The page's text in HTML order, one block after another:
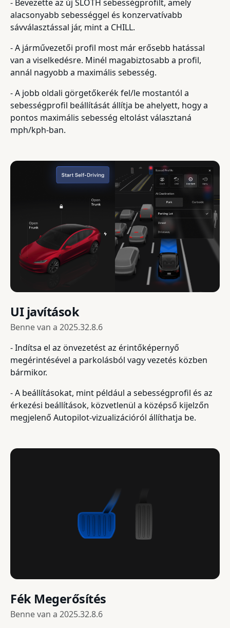
- Bevezette az új SLOTH sebességprofilt, amely
alacsonyabb sebességgel és konzervatívabb
sávválasztással jár, mint a CHILL.
- A járművezetői profil most már erősebb hatással
van a viselkedésre. Minél magabiztosabb a profil,
annál nagyobb a maximális sebesség.
- A jobb oldali görgetőkerék fel/le mostantól a
sebességprofil beállítását állítja be ahelyett, hogy a
pontos maximális sebesség eltolást választaná
mph/kph-ban.
UI javítások
Benne van a 2025.32.8.6
- Indítsa el az önvezetést az érintőképernyő
megérintésével a parkolásból vagy vezetés közben
bármikor.
- A beállításokat, mint például a sebességprofil és az
érkezési beállítások, közvetlenül a középső kijelzőn
megjelenő Autopilot-vizualizációról állíthatja be.
Fék Megerősítés
Benne van a 2025.32.8.6